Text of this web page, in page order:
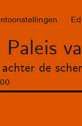
Paleis
de
00